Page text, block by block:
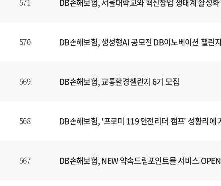
571 DB손해보험, 서울대학교와 혁신창업 생태계 활성
570 DB손해보험, 생성형AI 공모전 DB이노베이션 챌린
569 DB손해보험, 교통환경챌린지 6기 모집
568 DB손해보험, '프로미 119 안전리더 캠프' 성황리에
567 DB손해보험, NEW 약속드림포인트몰 서비스 OPEN